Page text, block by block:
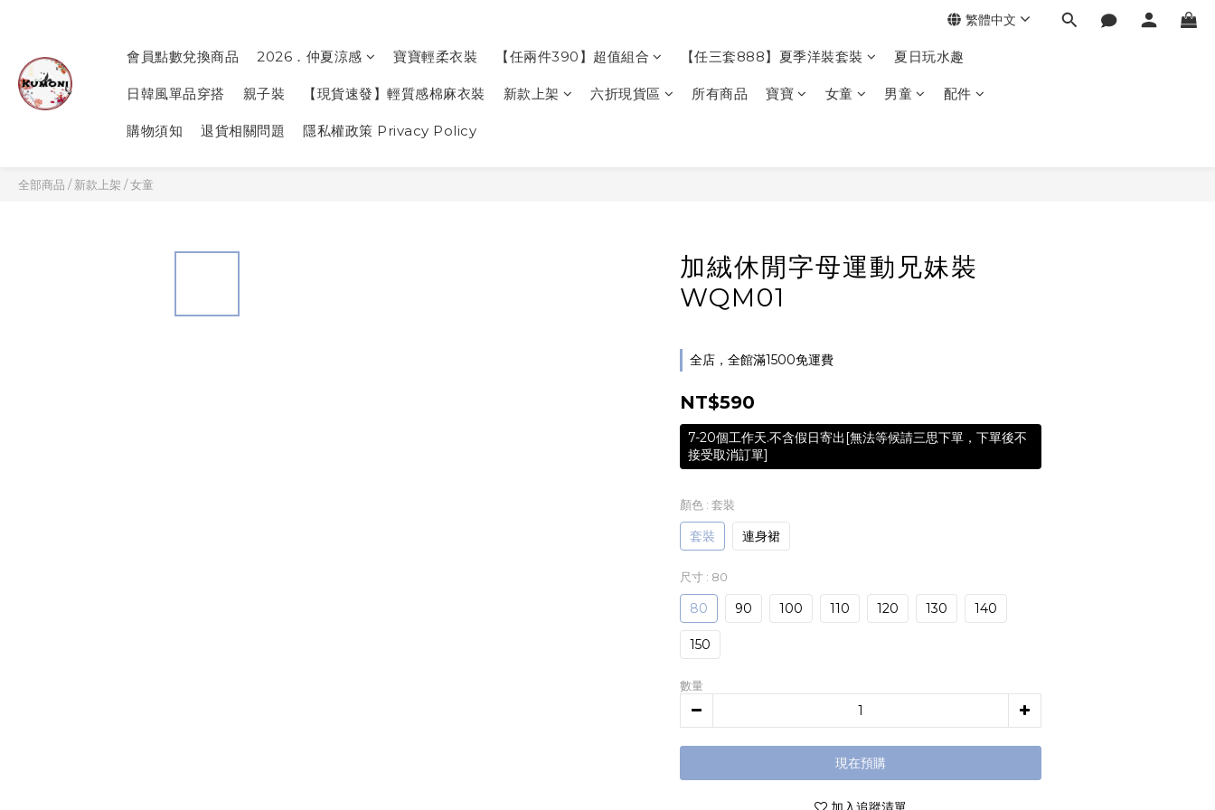
會員點數兌換商品 2026．仲夏涼感 寶寶輕柔衣裝 【任兩件390】超值組合 【任三套888】夏季洋裝套裝 夏日玩水趣
日韓風單品穿搭 親子裝 【現貨速發】輕質感棉麻衣裝 新款上架 六折現貨區 所有商品 寶寶 女童 男童 配件
購物須知 退貨相關問題 隱私權政策 Privacy Policy
繁體中文
全部商品 /新款上架 /女童
加絨休閒字母運動兄妹裝
WQM01
全店，全館滿1500免運費
NT$590
7-20個工作天.不含假日寄出[無法等候請三思下單，下單後不
接受取消訂單]
顏色 : 套裝
套裝 連身裙
尺寸 : 80
80 90 100 110 120 130 140
150
數量
現在預購